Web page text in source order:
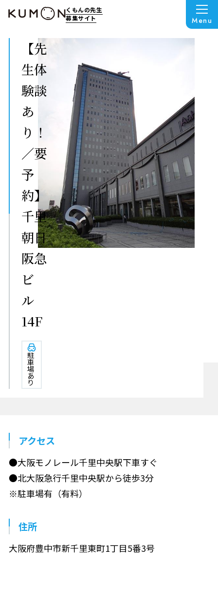
くもんの先生
募集サイト
Menu
【先
生体
験談
あ
り！
／要
予
約】
千里
朝日
阪急
ビ
ル
14F
駐
車
場
あ
り
アクセス
●大阪モノレール千里中央駅下車すぐ
●北大阪急行千里中央駅から徒歩3分
※駐車場有（有料）
住所
大阪府豊中市新千里東町1丁目5番3号